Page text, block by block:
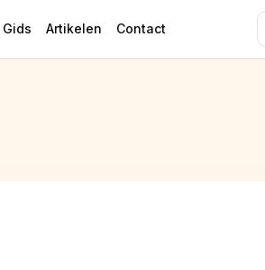
Gids Artikelen Contact